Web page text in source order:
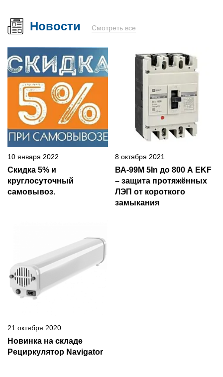
Новости Смотреть все
10 января 2022
Скидка 5% и
круглосуточный
самовывоз.
8 октября 2021
ВА-99М 5In до 800 А EKF
– защита протяжённых
ЛЭП от короткого
замыкания
21 октября 2020
Новинка на складе
Рециркулятор Navigator